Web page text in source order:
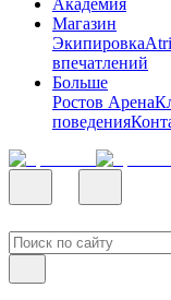
Академия
Магазин
Экипировка
впечатлений
Больше
Ростов Арена
поведения